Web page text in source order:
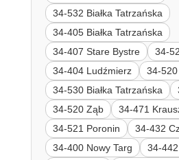
34-532 Białka Tatrzańska
34-405 Białka Tatrzańska
34-407 Stare Bystre
34-
34-404 Ludźmierz
34-
34-530 Białka Tatrzańska
34-520 Ząb
34-471
34-521 Poronin
34-432
34-400 Nowy Targ
34-